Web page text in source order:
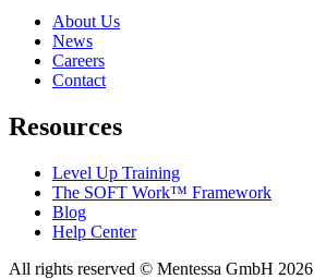
About Us
News
Careers
Contact
Resources
Level Up Training
The SOFT Work™ Framework
Blog
Help Center
All rights reserved © Mentessa GmbH 2026